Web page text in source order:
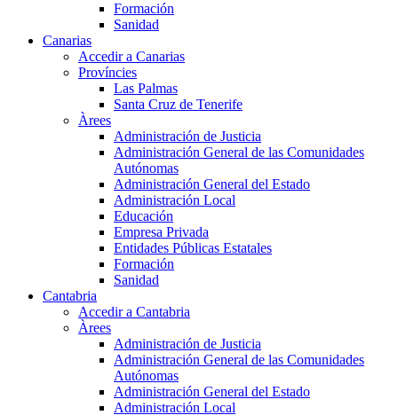
Formación
Sanidad
Canarias
Accedir a Canarias
Províncies
Las Palmas
Santa Cruz de Tenerife
Àrees
Administración de Justicia
Administración General de las Comunidades
Autónomas
Administración General del Estado
Administración Local
Educación
Empresa Privada
Entidades Públicas Estatales
Formación
Sanidad
Cantabria
Accedir a Cantabria
Àrees
Administración de Justicia
Administración General de las Comunidades
Autónomas
Administración General del Estado
Administración Local